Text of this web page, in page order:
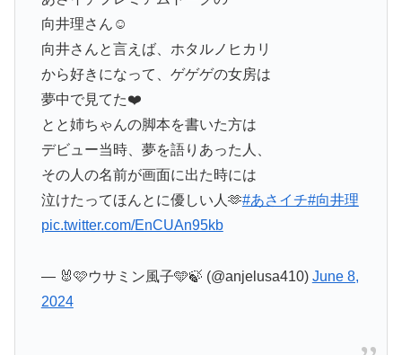
向井理さん☺️
向井さんと言えば、ホタルノヒカリ
から好きになって、ゲゲゲの女房は
夢中で見てた❤️
とと姉ちゃんの脚本を書いた方は
デビュー当時、夢を語りあった人、
その人の名前が画面に出た時には
泣けたってほんとに優しい人🫶#あさイチ#向井理
pic.twitter.com/EnCUAn95kb
— 🐰🩷ウサミン風子🩵🍃 (@anjelusa410) June 8,
2024